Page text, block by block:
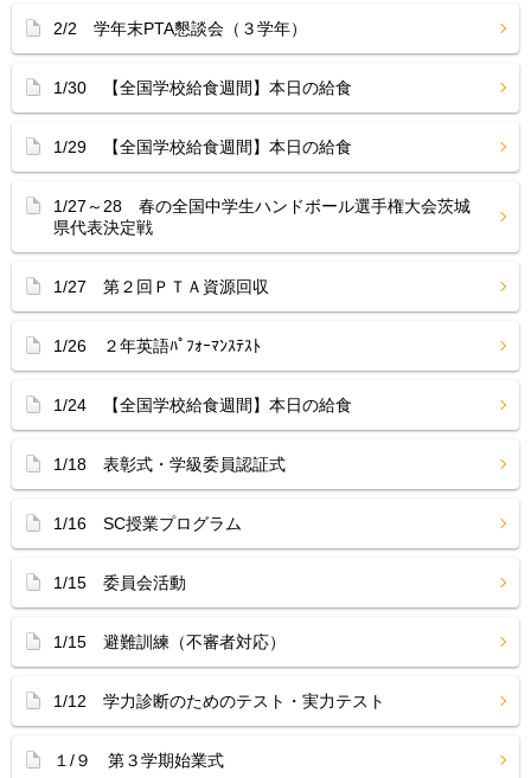
2/2 学年末PTA懇談会（３学年）
1/30 【全国学校給食週間】本日の給食
1/29 【全国学校給食週間】本日の給食
1/27～28 春の全国中学生ハンドボール選手権大会茨城
県代表決定戦
1/27 第２回ＰＴＡ資源回収
1/26 ２年英語ﾊﾟﾌｫｰﾏﾝｽﾃｽﾄ
1/24 【全国学校給食週間】本日の給食
1/18 表彰式・学級委員認証式
1/16 SC授業プログラム
1/15 委員会活動
1/15 避難訓練（不審者対応）
1/12 学力診断のためのテスト・実力テスト
１/９ 第３学期始業式